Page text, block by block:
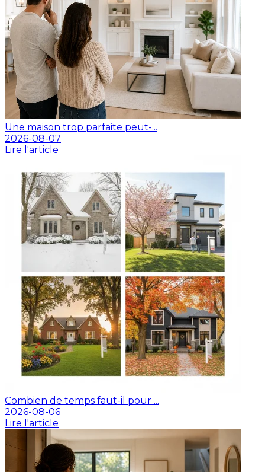
Une maison trop parfaite peut-...
2026-08-07
Lire l'article
Combien de temps faut-il pour ...
2026-08-06
Lire l'article